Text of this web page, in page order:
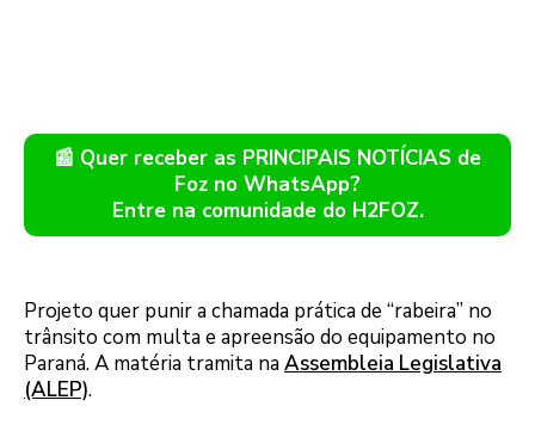
📰 Quer receber as PRINCIPAIS NOTÍCIAS de
Foz no WhatsApp?
Entre na comunidade do H2FOZ.
Projeto quer punir a chamada prática de “rabeira” no
trânsito com multa e apreensão do equipamento no
Paraná. A matéria tramita naAssembleia Legislativa
(ALEP).